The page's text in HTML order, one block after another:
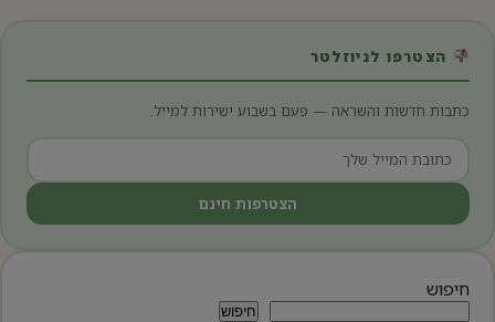
הצטרפו לניוזלטר
כתבות חדשות והשראה — פעם בשבוע ישירות למייל.
הצטרפות חינם
חיפוש
חיפוש